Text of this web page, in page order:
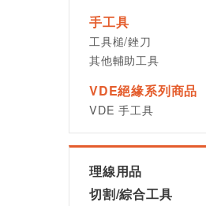
手工具
工具槌/銼刀
其他輔助工具
VDE絕緣系列商品
VDE 手工具
理線用品
切割/綜合工具